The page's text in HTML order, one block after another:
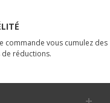
commande vous cumulez des
réductions.